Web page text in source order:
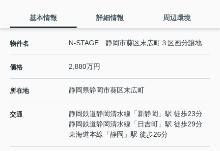
基本情報 詳細情報 周辺環境
物件名 N-STAGE 静岡市葵区末広町３区画分譲地
価格 2,880万円
所在地 静岡県静岡市葵区末広町
交通 静岡鉄道静岡清水線 「新静岡 」駅 徒歩23分
静岡鉄道静岡清水線 「 日吉町 」駅 徒歩29分
東海道本線 「静岡 」駅 徒歩26分